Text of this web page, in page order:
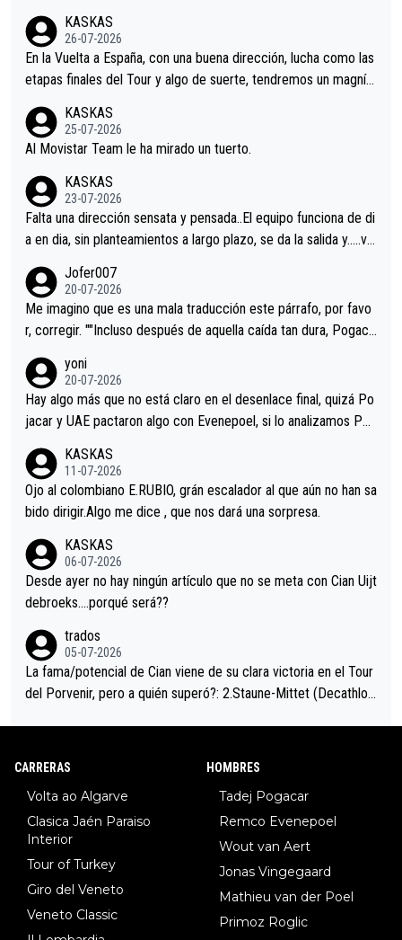
KASKAS
26-07-2026
En la Vuelta a España, con una buena dirección, lucha como las
etapas finales del Tour y algo de suerte, tendremos un magnífi
KASKAS
25-07-2026
Al Movistar Team le ha mirado un tuerto.
KASKAS
23-07-2026
Falta una dirección sensata y pensada..El equipo funciona de di
a en dia, sin planteamientos a largo plazo, se da la salida y…..ve
Minguez, Velez etc etc.Me da pena vivir estos momentos tan
tristes sin victorias.
Jofer007
20-07-2026
Me imagino que es una mala traducción este párrafo, por favo
r, corregir. ""Incluso después de aquella caída tan dura, Pogaca
permaneció pegado a su rueda. Parecía increíble la forma en l
a que era capaz de controlar el miedo", recordó."
yoni
20-07-2026
Hay algo más que no está claro en el desenlace final, quizá Po
jacar y UAE pactaron algo con Evenepoel, si lo analizamos Poj
i sin pedalear, luego está el saludo con Evenepoel dándose la
mano de una manera muy fraternal, más allá de los típicos toqu
es en el hombro con que saludaba a Vingegard. Ahí hubo una in
eta, a ver si por querer poner a Del Toro con calzador en posi
ción de podio UAE y Pojacar se van complicar el tour.
KASKAS
11-07-2026
Ojo al colombiano E.RUBIO, grán escalador al que aún no han sa
bido dirigir.Algo me dice , que nos dará una sorpresa.
KASKAS
06-07-2026
Desde ayer no hay ningún artículo que no se meta con Cian Uijt
debroeks….porqué será??
trados
05-07-2026
La fama/potencial de Cian viene de su clara victoria en el Tour
del Porvenir, pero a quién superó?: 2.Staune-Mittet (Decathlon,
CARRERAS
Volta ao Algarve
Clasica Jaén Paraiso
Interior
Tour of Turkey
Giro del Veneto
Veneto Classic
HOMBRES
Tadej Pogacar
Remco Evenepoel
Wout van Aert
Jonas Vingegaard
Mathieu van der Poel
Primoz Roglic